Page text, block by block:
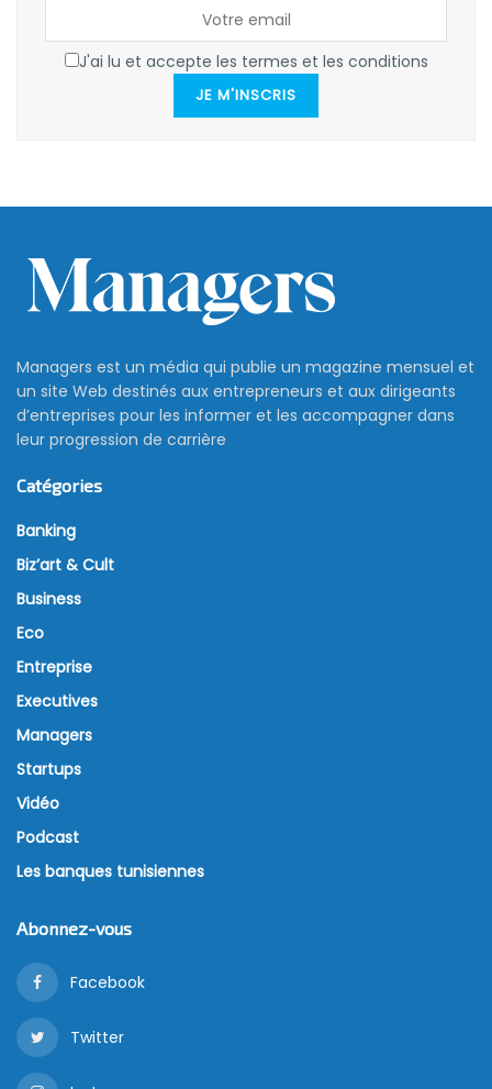
J'ai lu et accepte les termes et les conditions
JE M'INSCRIS
Managers est un média qui publie un magazine mensuel et
un site Web destinés aux entrepreneurs et aux dirigeants
d’entreprises pour les informer et les accompagner dans
leur progression de carrière
Catégories
Banking
Biz’art & Cult
Business
Eco
Entreprise
Executives
Managers
Startups
Vidéo
Podcast
Les banques tunisiennes
Abonnez-vous
Facebook
Twitter